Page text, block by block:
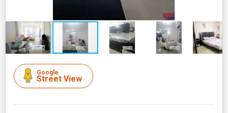
Google
Street View